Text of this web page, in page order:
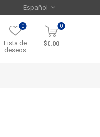
Lista de
deseos
0 0
$0.00